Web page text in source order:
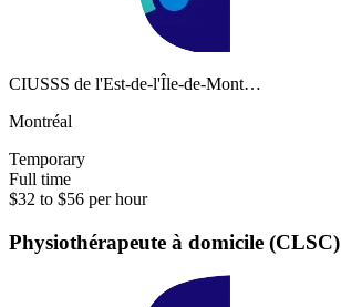
CIUSSS de l'Est-de-l'Île-de-Mont…
Montréal
Temporary
Full time
$32 to $56 per hour
Physiothérapeute à domicile (CLSC)